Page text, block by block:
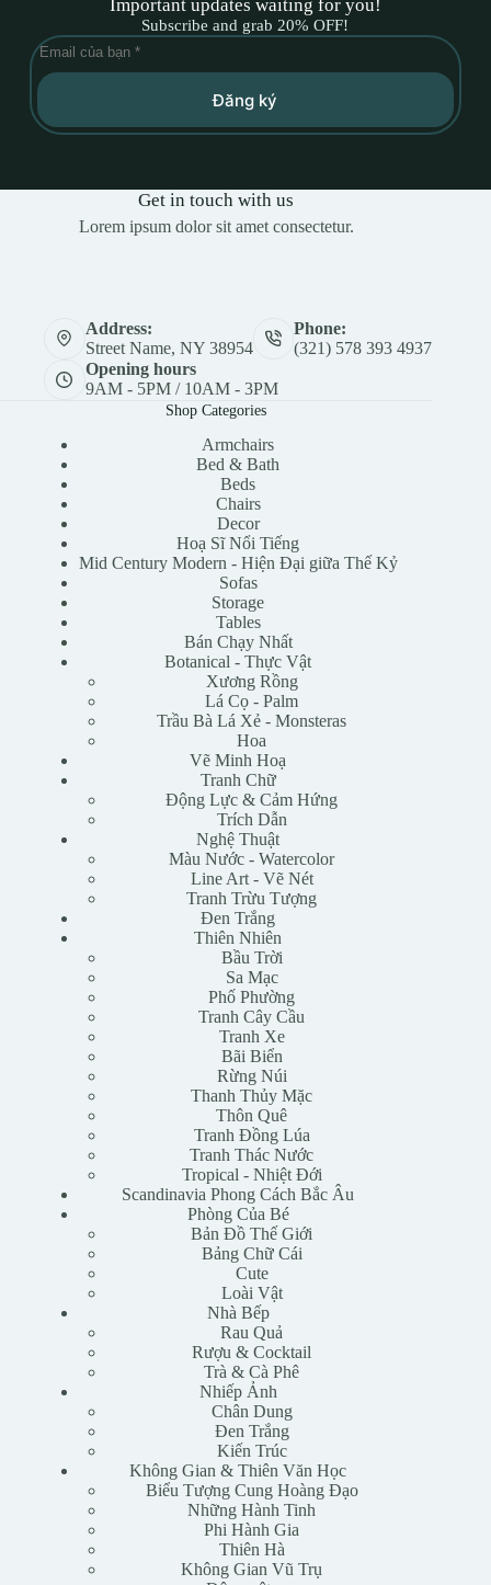
Important updates waiting for you!
Subscribe and grab 20% OFF!
Đăng ký
Get in touch with us
Lorem ipsum dolor sit amet consectetur.
Address:
Street Name, NY 38954
Phone:
(321) 578 393 4937
Opening hours
9AM - 5PM / 10AM - 3PM
Shop Categories
Armchairs
Bed & Bath
Beds
Chairs
Decor
Hoạ Sĩ Nổi Tiếng
Mid Century Modern - Hiện Đại giữa Thế Kỷ
Sofas
Storage
Tables
Bán Chạy Nhất
Botanical - Thực Vật
Xương Rồng
Lá Cọ - Palm
Trầu Bà Lá Xẻ - Monsteras
Hoa
Vẽ Minh Hoạ
Tranh Chữ
Động Lực & Cảm Hứng
Trích Dẫn
Nghệ Thuật
Màu Nước - Watercolor
Line Art - Vẽ Nét
Tranh Trừu Tượng
Đen Trắng
Thiên Nhiên
Bầu Trời
Sa Mạc
Phố Phường
Tranh Cây Cầu
Tranh Xe
Bãi Biển
Rừng Núi
Thanh Thủy Mặc
Thôn Quê
Tranh Đồng Lúa
Tranh Thác Nước
Tropical - Nhiệt Đới
Scandinavia Phong Cách Bắc Âu
Phòng Của Bé
Bản Đồ Thế Giới
Bảng Chữ Cái
Cute
Loài Vật
Nhà Bếp
Rau Quả
Rượu & Cocktail
Trà & Cà Phê
Nhiếp Ảnh
Chân Dung
Đen Trắng
Kiến Trúc
Không Gian & Thiên Văn Học
Biểu Tượng Cung Hoàng Đạo
Những Hành Tinh
Phi Hành Gia
Thiên Hà
Không Gian Vũ Trụ